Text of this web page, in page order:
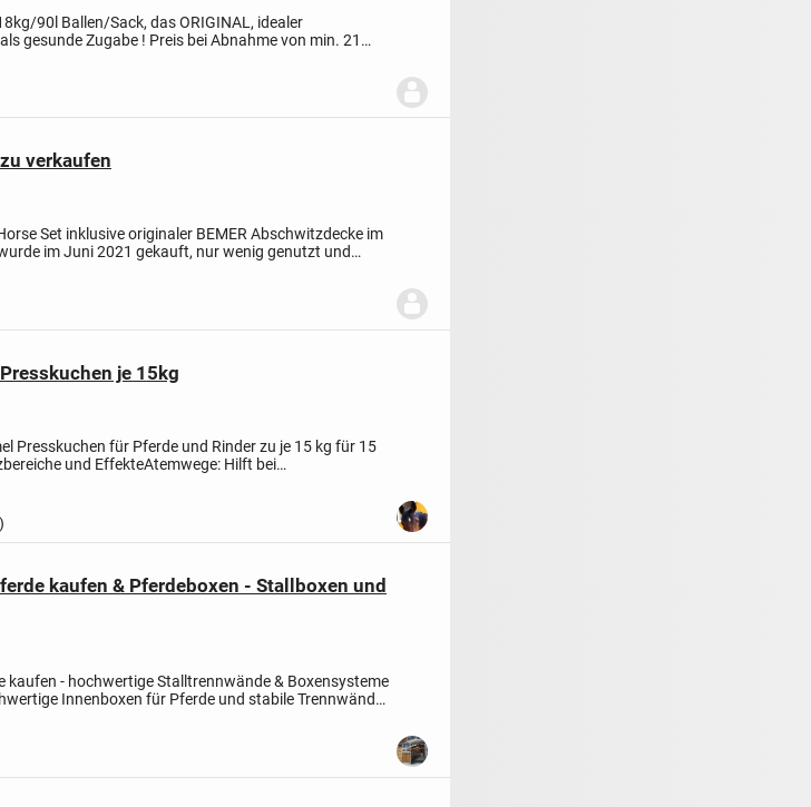
90l Ballen/Sack, das ORIGINAL, idealer
gesunde Zugabe ! Preis bei Abnahme von min. 21
inkl. MWSt und ab Lager bei Barzahlung...
verkaufen
Set inklusive originaler BEMER Abschwitzdecke im
im Juni 2021 gekauft, nur wenig genutzt und
guten, gepflegten Zustand....
je 15kg
Presskuchen für Pferde und Rinder zu je 15 kg für 15
und EffekteAtemwege: Hilft bei
leichten Bronchialreizungen und...
kaufen & Pferdeboxen - Stallboxen und
kaufen - hochwertige Stalltrennwände & Boxensysteme
Innenboxen für Pferde und stabile Trennwände